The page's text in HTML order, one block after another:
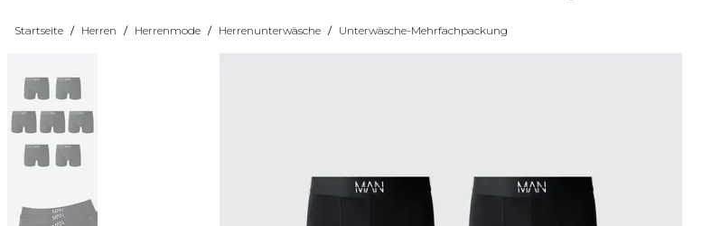
Startseite / Herren / Herrenmode / Herrenunterwäsche / Unterwäsche-Mehrfachpackung